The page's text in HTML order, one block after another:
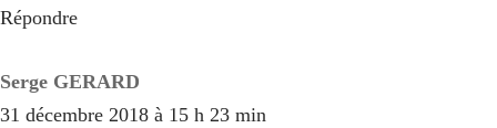
Répondre
Serge GERARD
31 décembre 2018 à 15 h 23 min